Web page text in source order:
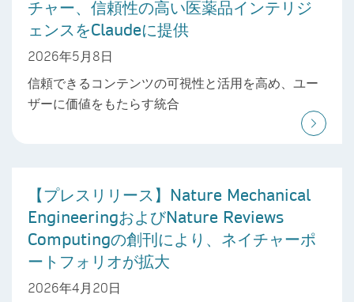
チャー、信頼性の高い医薬品インテリジ
ェンスをClaudeに提供
2026年5月8日
信頼できるコンテンツの可視性と活用を高め、ユー
ザーに価値をもたらす統合
【プレスリリース】Nature Mechanical
EngineeringおよびNature Reviews
Computingの創刊により、ネイチャーポ
ートフォリオが拡大
2026年4月20日